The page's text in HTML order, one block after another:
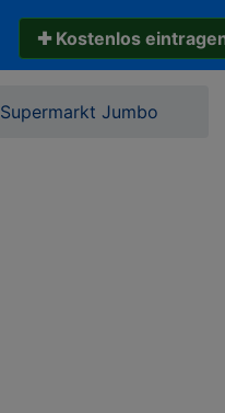
✚ Kostenlos
Supermarkt Jumbo